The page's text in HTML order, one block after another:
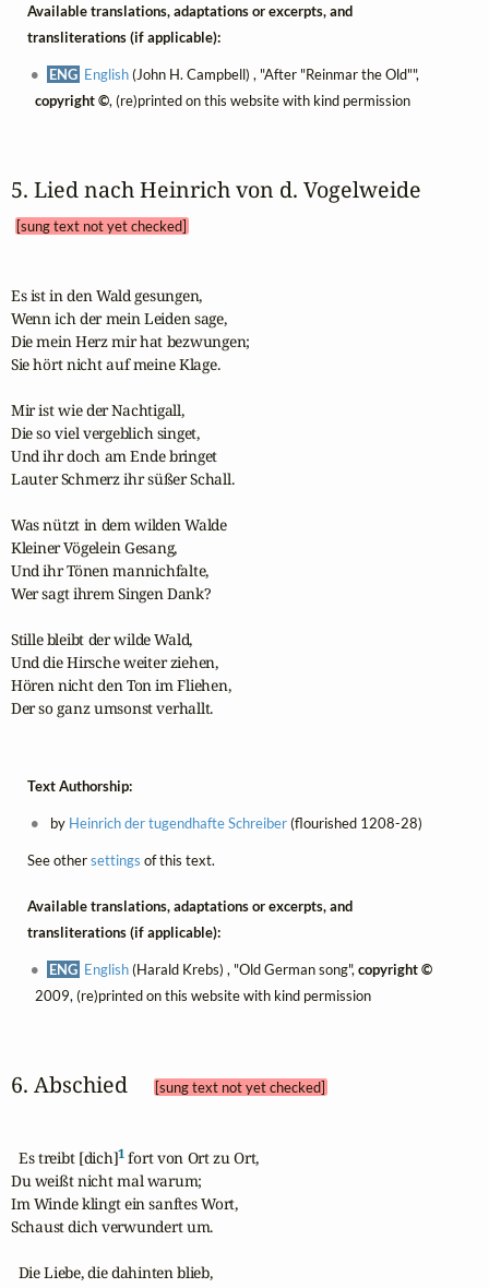
Available translations, adaptations or excerpts, and
transliterations (if applicable):
ENG English(John H. Campbell) , "After "Reinmar the Old"",
copyright ©, (re)printed on this website with kind permission
5. Lied nach Heinrich von d. Vogelweide
[sung text not yet checked]
Es ist in den Wald gesungen,
Wenn ich der mein Leiden sage,
Die mein Herz mir hat bezwungen;
Sie hört nicht auf meine Klage.
Mir ist wie der Nachtigall,
Die so viel vergeblich singet,
Und ihr doch am Ende bringet
Lauter Schmerz ihr süßer Schall.
Was nützt in dem wilden Walde
Kleiner Vögelein Gesang,
Und ihr Tönen mannichfalte,
Wer sagt ihrem Singen Dank?
Stille bleibt der wilde Wald,
Und die Hirsche weiter ziehen,
Hören nicht den Ton im Fliehen,
Der so ganz umsonst verhallt.
Text Authorship:
by Heinrich der tugendhafte Schreiber(flourished 1208-28)
See othersettings of this text.
Available translations, adaptations or excerpts, and
transliterations (if applicable):
ENG English(Harald Krebs) , "Old German song",copyright ©
2009, (re)printed on this website with kind permission
6. Abschied [sung text not yet checked]
  Es treibt [dich]
1 fort von Ort zu Ort,
Du weißt nicht mal warum;
Im Winde klingt ein sanftes Wort,
Schaust dich verwundert um.
  Die Liebe, die dahinten blieb,